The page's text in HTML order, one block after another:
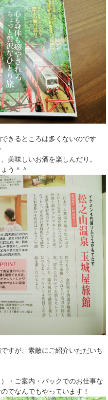
きるところは多くないのです
美味しいお酒を楽しんだり。
う＾＾
すが、素敵にご紹介いただいち
・ご案内・バックでのお仕事な
でなんでもやっています！